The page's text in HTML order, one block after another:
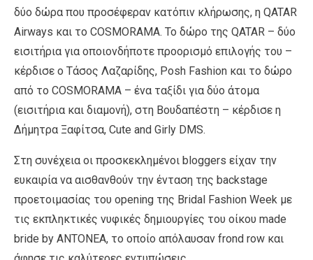
δύο δώρα που προσέφεραν κατόπιν κλήρωσης, η QATAR
Airways και το COSMORAMA. Το δώρο της QATAR – δύο
εισιτήρια για οποιονδήποτε προορισμό επιλογής του –
κέρδισε ο Τάσος Λαζαρίδης, Posh Fashion και το δώρο
από το COSMORAMA – ένα ταξίδι για δύο άτομα
(εισιτήρια και διαμονή), στη Βουδαπέστη – κέρδισε η
Δήμητρα Ξαφίτσα, Cute and Girly DMS.
Στη συνέχεια οι προσκεκλημένοι bloggers είχαν την
ευκαιρία να αισθανθούν την ένταση της backstage
προετοιμασίας του opening της Bridal Fashion Week με
τις εκπληκτικές νυφικές δημιουργίες του οίκου made
bride by ANTONEA, το οποίο απόλαυσαν frond row και